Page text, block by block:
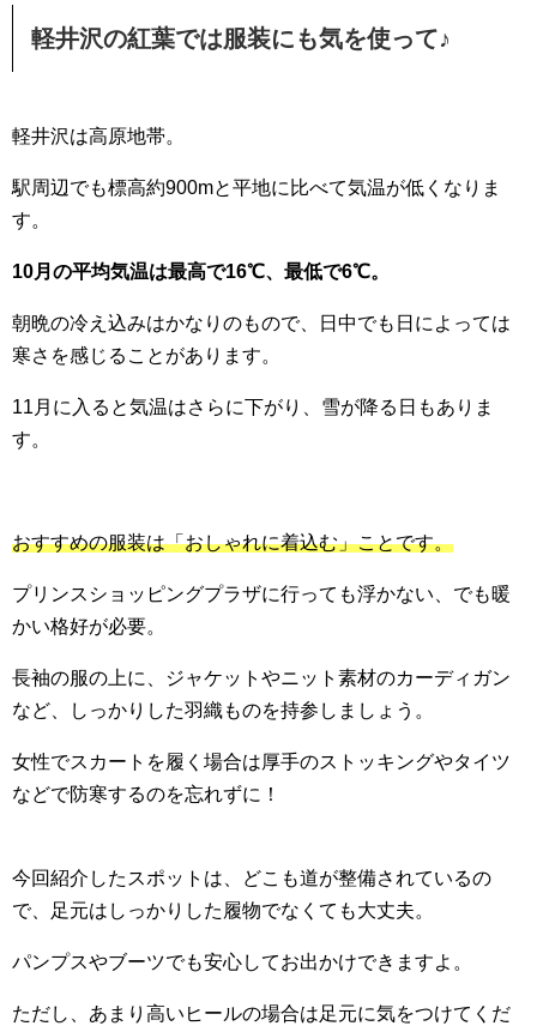
軽井沢の紅葉では服装にも気を使って♪
軽井沢は高原地帯。
駅周辺でも標高約900mと平地に比べて気温が低くなりま
す。
10月の平均気温は最高で16℃、最低で6℃。
朝晩の冷え込みはかなりのもので、日中でも日によっては
寒さを感じることがあります。
11月に入ると気温はさらに下がり、雪が降る日もありま
す。
おすすめの服装は「おしゃれに着込む」ことです。
プリンスショッピングプラザに行っても浮かない、でも暖
かい格好が必要。
長袖の服の上に、ジャケットやニット素材のカーディガン
など、しっかりした羽織ものを持参しましょう。
女性でスカートを履く場合は厚手のストッキングやタイツ
などで防寒するのを忘れずに！
今回紹介したスポットは、どこも道が整備されているの
で、足元はしっかりした履物でなくても大丈夫。
パンプスやブーツでも安心してお出かけできますよ。
ただし、あまり高いヒールの場合は足元に気をつけてくだ